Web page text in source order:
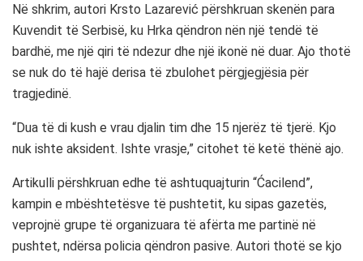
Në shkrim, autori Krsto Lazarević përshkruan skenën para
Kuvendit të Serbisë, ku Hrka qëndron nën një tendë të
bardhë, me një qiri të ndezur dhe një ikonë në duar. Ajo thotë
se nuk do të hajë derisa të zbulohet përgjegjësia për
tragjedinë.
“Dua të di kush e vrau djalin tim dhe 15 njerëz të tjerë. Kjo
nuk ishte aksident. Ishte vrasje,” citohet të ketë thënë ajo.
Artikulli përshkruan edhe të ashtuquajturin “Ćacilend”,
kampin e mbështetësve të pushtetit, ku sipas gazetës,
veprojnë grupe të organizuara të afërta me partinë në
pushtet, ndërsa policia qëndron pasive. Autori thotë se kjo